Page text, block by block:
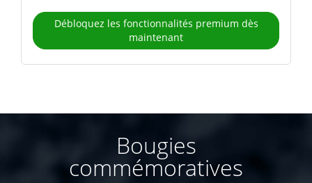
Débloquez les fonctionnalités premium dès
maintenant
Bougies
commémoratives